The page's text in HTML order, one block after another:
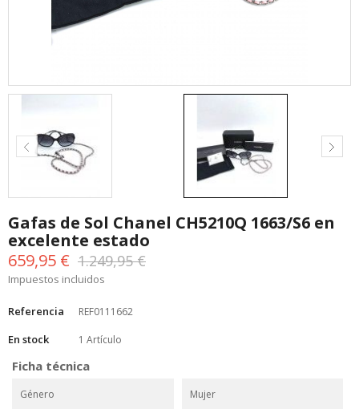
Gafas de Sol Chanel CH5210Q 1663/S6 en
excelente estado
659,95 € 1.249,95 €
Impuestos incluidos
Referencia REF0111662
En stock 1 Artículo
Ficha técnica
Género Mujer